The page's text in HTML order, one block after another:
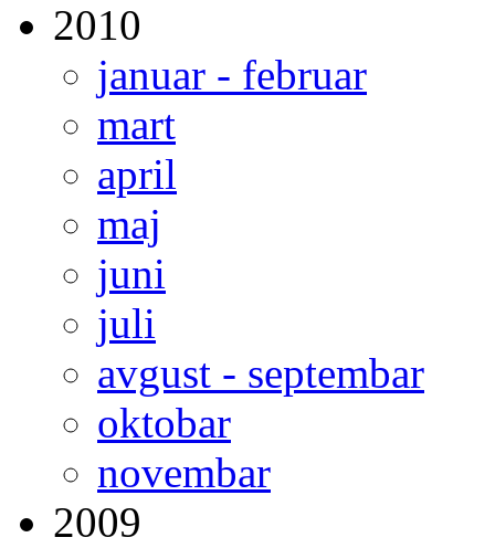
2010
januar - februar
mart
april
maj
juni
juli
avgust - septembar
oktobar
novembar
2009